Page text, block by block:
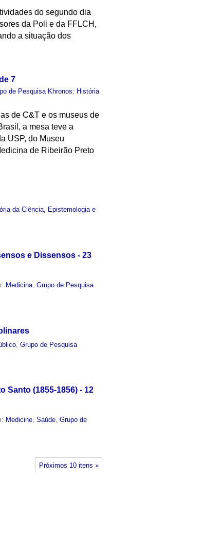
do segundo dia
da Poli e da FFLCH,
a situação dos
7
de Pesquisa Khronos: História
de C&T e os museus de
a mesa teve a
USP, do Museu
de Ribeirão Preto
da Ciência, Epistemologia e
e Dissensos - 23
Medicina ,Grupo de Pesquisa
,Grupo de Pesquisa
Santo (1855-1856) - 12
Medicine,Saúde,Grupo de
Próximos 10 itens »